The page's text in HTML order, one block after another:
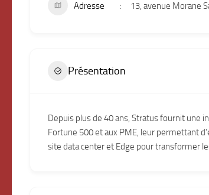
Adresse 13, avenue Morane
Présentation
Depuis plus de 40 ans, Stratus fournit une
Fortune 500 et aux PME, leur permettant
site data center et Edge pour transformer